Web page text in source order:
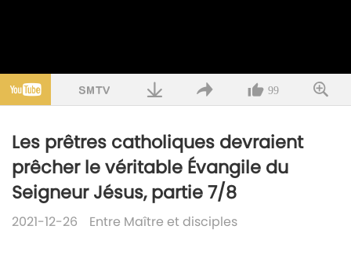
99
Les prêtres catholiques devraient
prêcher le véritable Évangile du
Seigneur Jésus, partie 7/8
2021-12-26 Entre Maître et disciples